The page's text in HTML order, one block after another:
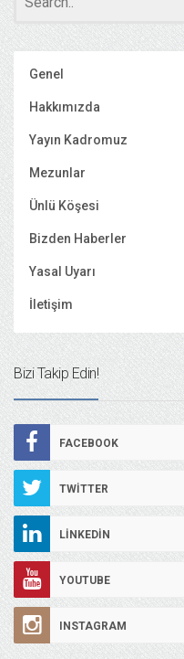
Genel
Hakkımızda
Yayın Kadromuz
Mezunlar
Ünlü Köşesi
Bizden Haberler
Yasal Uyarı
İletişim
Bizi Takip Edin!
FACEBOOK
TWITTER
LINKEDIN
YOUTUBE
INSTAGRAM